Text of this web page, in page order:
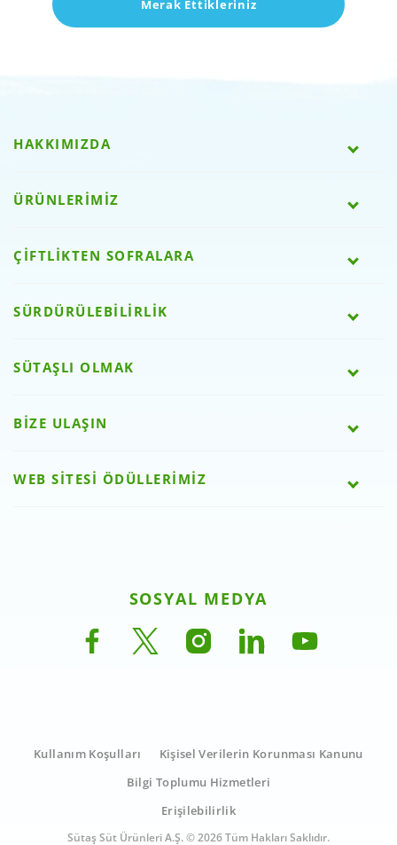
Merak Ettikleriniz
HAKKIMIZDA
ÜRÜNLERİMİZ
ÇİFTLİKTEN SOFRALARA
SÜRDÜRÜLEBİLİRLİK
SÜTAŞLI OLMAK
BİZE ULAŞIN
WEB SİTESİ ÖDÜLLERİMİZ
SOSYAL MEDYA
Kullanım Koşulları
Kişisel Verilerin Korunması Kanunu
Bilgi Toplumu Hizmetleri
Erişilebilirlik
Sütaş Süt Ürünleri A.Ş. © 2026 Tüm Hakları Saklıdır.